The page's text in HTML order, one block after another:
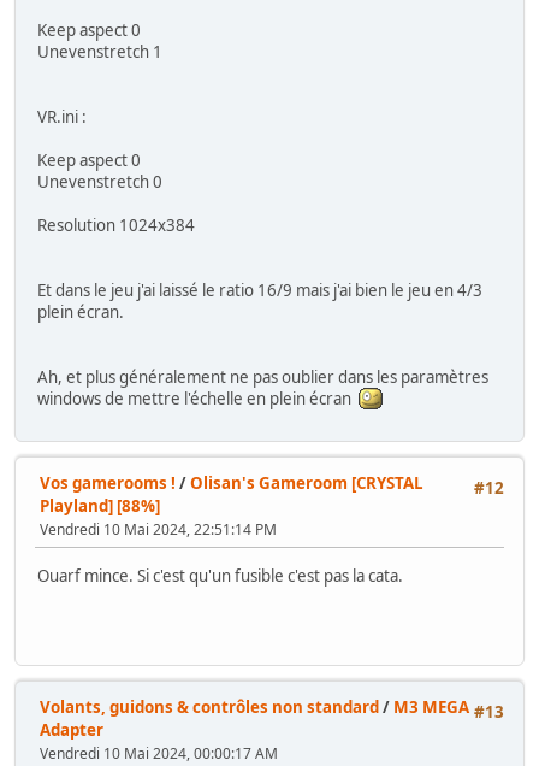
Keep aspect 0
Unevenstretch 1
VR.ini :
Keep aspect 0
Unevenstretch 0
Resolution 1024x384
Et dans le jeu j'ai laissé le ratio 16/9 mais j'ai bien le jeu en 4/3
plein écran.
Ah, et plus généralement ne pas oublier dans les paramètres
windows de mettre l'échelle en plein écran
#12
Vos gamerooms ! /Olisan's Gameroom [CRYSTAL
Playland] [88%]
Vendredi 10 Mai 2024, 22:51:14 PM
Ouarf mince. Si c'est qu'un fusible c'est pas la cata.
#13
Volants, guidons & contrôles non standard / M3 MEGA
Adapter
Vendredi 10 Mai 2024, 00:00:17 AM